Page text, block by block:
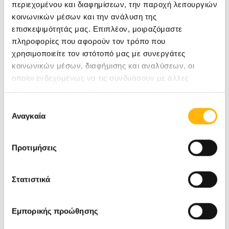
περιεχομένου και διαφημίσεων, την παροχή λειτουργιών
κοινωνικών μέσων και την ανάλυση της
επισκεψιμότητάς μας. Επιπλέον, μοιραζόμαστε
πληροφορίες που αφορούν τον τρόπο που
χρησιμοποιείτε τον ιστότοπό μας με συνεργάτες
κοινωνικών μέσων, διαφήμισης και αναλύσεων, οι
οποίοι ενδεχομένως να τις συνδυάσουν με άλλες
πληροφορίες που τους έχετε παραχωρήσει ή τις οποίες
των υπηρεσιών τους.
συγκατάθεσης
Αναγκαία
Προτιμήσεις
Στατιστικά
Εμπορικής προώθησης